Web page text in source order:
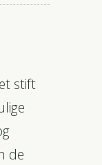
stift
de